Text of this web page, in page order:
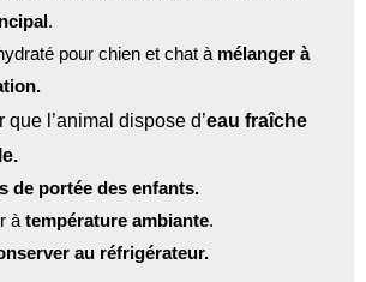
.
pour chien et chat à mélanger à
que l’animal dispose d’eau fraîche
de portée des enfants.
à température ambiante.
au réfrigérateur.